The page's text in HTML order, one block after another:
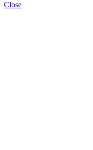
Close